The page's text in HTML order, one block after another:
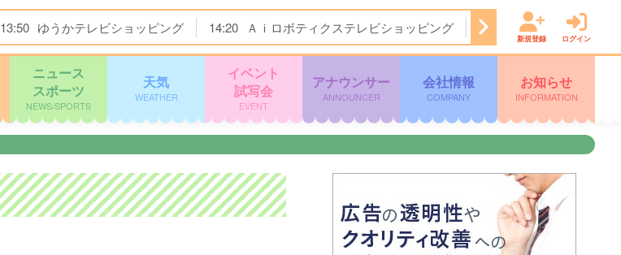
13:50 ゆうかテレビショッピング 14:20 Ａｉロボティクステレビショッピング 14:50 ぽよチャンネル
新規登録 ログイン
ニュース
スポーツ
NEWS/SPORTS
天気
WEATHER
イベント
試写会
EVENT
アナウンサー
ANNOUNCER
会社情報
COMPANY
お知らせ
INFORMATION